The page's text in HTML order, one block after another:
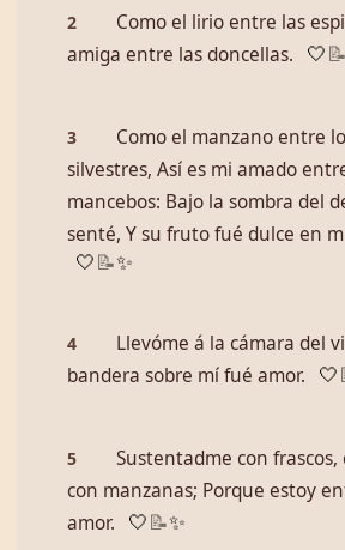
2
Como el lirio entre las
amiga entre las doncellas.
🤍 📝
3
Como el manzano entre
silvestres, Así es mi amado
mancebos: Bajo la sombra del
senté, Y su fruto fué dulce en
🤍 📝✨
4
Llevóme á la cámara del
bandera sobre mí fué amor.
🤍
5
Sustentadme con
con manzanas; Porque estoy
amor.
🤍 📝✨